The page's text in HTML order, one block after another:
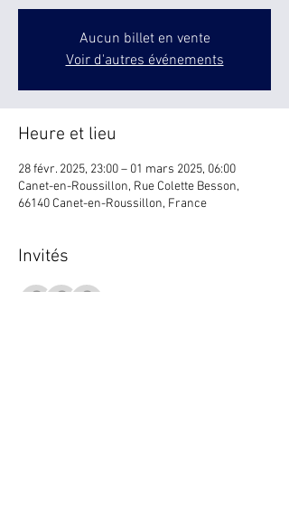
Aucun billet en vente
Voir d'autres événements
Heure et lieu
28 févr. 2025, 23:00 – 01 mars 2025, 06:00
Canet-en-Roussillon, Rue Colette Besson,
66140 Canet-en-Roussillon, France
Invités